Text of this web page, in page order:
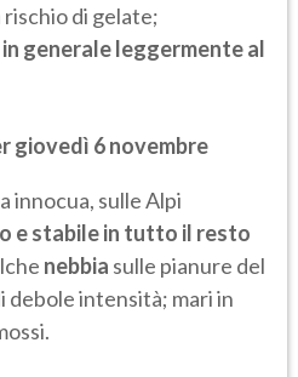
di gelate;
generale leggermente al
giovedì 6 novembre
innocua, sulle Alpi
e stabile in tutto il resto
nebbia sulle pianure del
debole intensità; mari in